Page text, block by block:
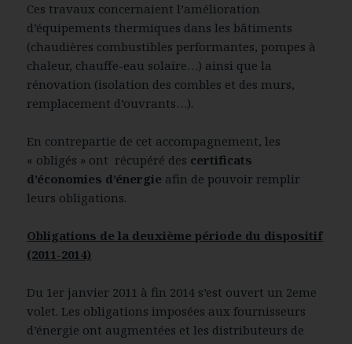
Ces travaux concernaient l’amélioration
d’équipements thermiques dans les bâtiments
(chaudières combustibles performantes, pompes à
chaleur, chauffe-eau solaire…) ainsi que la
rénovation (isolation des combles et des murs,
remplacement d’ouvrants…).
En contrepartie de cet accompagnement, les
« obligés » ont récupéré des certificats
d’économies d’énergie afin de pouvoir remplir
leurs obligations.
Obligations de la deuxième période du dispositif
(2011-2014)
Du 1er janvier 2011 à fin 2014 s’est ouvert un 2eme
volet. Les obligations imposées aux fournisseurs
d’énergie ont augmentées et les distributeurs de